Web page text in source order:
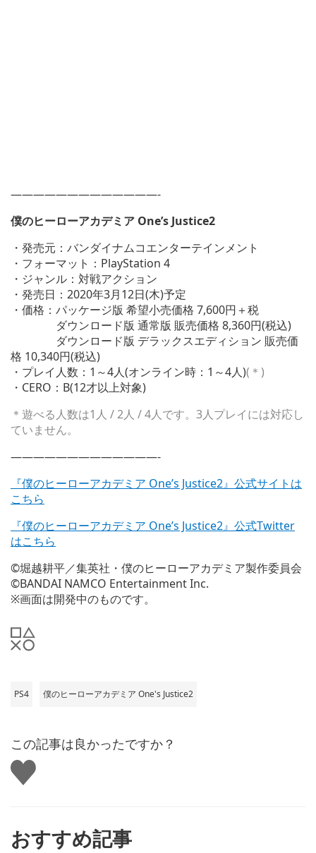
—————————————-
僕のヒーローアカデミア One’s Justice2
・発売元：バンダイナムコエンターテインメント
・フォーマット：PlayStation 4
・ジャンル：対戦アクション
・発売日：2020年3月12日(木)予定
・価格：パッケージ版 希望小売価格 7,600円＋税
ダウンロード版 通常版 販売価格 8,360円(税込)
ダウンロード版 デラックスエディション 販売価
格 10,340円(税込)
・プレイ人数：1～4人(オンライン時：1～4人)(＊)
・CERO：B(12才以上対象)
＊遊べる人数は1人 / 2人 / 4人です。3人プレイには対応し
ていません。
—————————————-
『僕のヒーローアカデミア One’s Justice2』公式サイトは
こちら
『僕のヒーローアカデミア One’s Justice2』公式Twitter
はこちら
©堀越耕平／集英社・僕のヒーローアカデミア製作委員会
©BANDAI NAMCO Entertainment Inc.
※画面は開発中のものです。
PS4 僕のヒーローアカデミア One's Justice2
この記事は良かったですか？
い
い
おすすめ記事